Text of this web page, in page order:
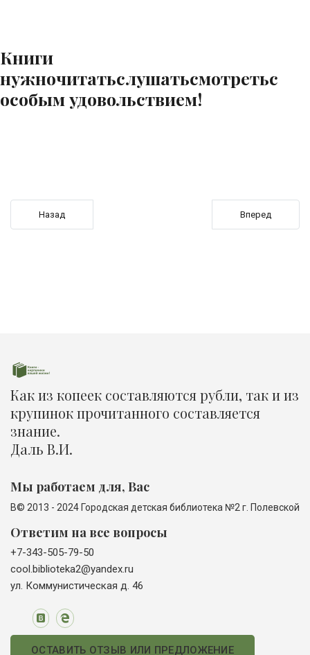
Книги
нужночитатьслушатьсмотретьс
особым удовольствием!
Предыдущий: Бестселлер древности
Назад Следующий:
Вперед
Как из копеек составляются рубли, так и из
крупинок прочитанного составляется
знание.
Даль В.И.
Мы работаем для, Вас
В© 2013 - 2024 Городская детская библиотека №2 г. Полевской
Ответим на все вопросы
+7-343-505-79-50
cool.biblioteka2@yandex.ru
ул. Коммунистическая д. 46
ОСТАВИТЬ ОТЗЫВ ИЛИ ПРЕДЛОЖЕНИЕ